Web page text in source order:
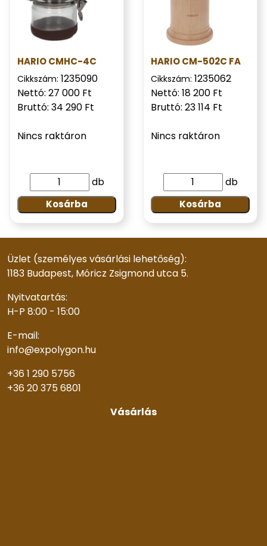
HARIO CMHC-4C
Cikkszám: 1235090
Nettó: 27 000 Ft
Bruttó: 34 290 Ft
Nincs raktáron
db
Kosárba
HARIO CM-502C FA
Cikkszám: 1235062
Nettó: 18 200 Ft
Bruttó: 23 114 Ft
Nincs raktáron
db
Kosárba
Üzlet (személyes vásárlási lehetőség):
1183 Budapest, Móricz Zsigmond utca 5.
Nyitvatartás:
H-P 8:00 - 15:00
E-mail:
info@expolygon.hu
+36 1 290 5756
+36 20 375 6801
Vásárlás